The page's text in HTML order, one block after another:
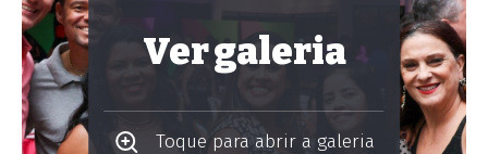
Ver galeria
Toque para abrir a galeria